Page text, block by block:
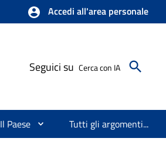
Accedi all'area personale
Seguici su Cerca con IA
Il Paese Tutti gli argomenti...